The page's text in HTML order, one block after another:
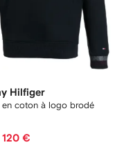
Hilfiger
en coton à logo brodé
120 €